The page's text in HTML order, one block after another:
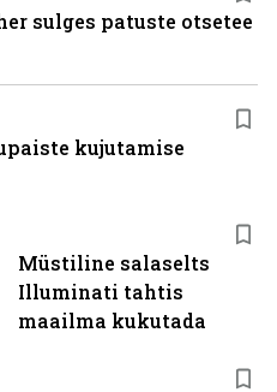
Müstiline salaselts
Illuminati tahtis
maailma kukutada
sulges patuste otsetee
kujutamise